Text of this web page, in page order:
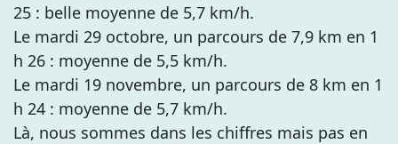
25 : belle moyenne de 5,7 km/h.
Le mardi 29 octobre, un parcours de 7,9 km en 1
h 26 : moyenne de 5,5 km/h.
Le mardi 19 novembre, un parcours de 8 km en 1
h 24 : moyenne de 5,7 km/h.
Là, nous sommes dans les chiffres mais pas en